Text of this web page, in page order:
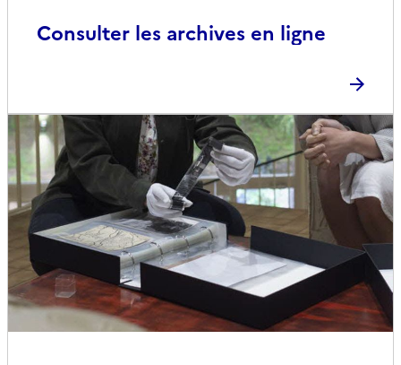
Consulter les archives en ligne